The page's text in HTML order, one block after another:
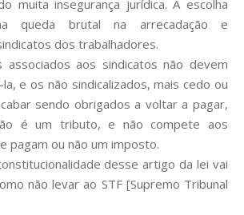
muita insegurança jurídica. A escolha
queda brutal na arrecadação e
dos trabalhadores.
associados aos sindicatos não devem
e os não sindicalizados, mais cedo ou
sendo obrigados a voltar a pagar,
é um tributo, e não compete aos
pagam ou não um imposto.
desse artigo da lei vai
não levar ao STF [Supremo Tribunal